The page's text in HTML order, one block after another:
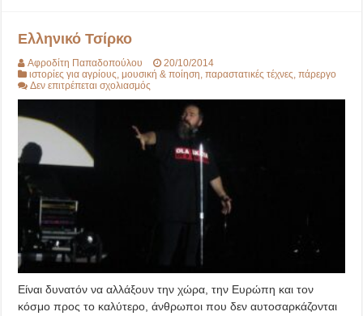
Ελληνικό Τσίρκο
Αφροδίτη Παπαδοπούλου
20/10/2014
ιστορίες για αγρίους,μουσική & ποίηση,παραστατικές τέχνες,πάρεργο
Δεν επιτρέπεται σχολιασμός
Είναι δυνατόν να αλλάξουν την χώρα, την Ευρώπη και τον
κόσμο προς το καλύτερο, άνθρωποι που δεν αυτοσαρκάζονται